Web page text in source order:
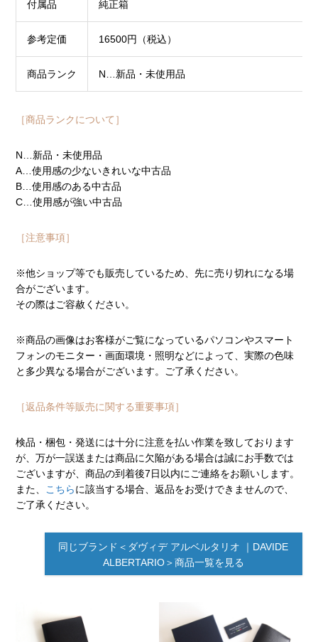
付属品 純正箱
参考定価 16500円（税込）
商品ランク N…新品・未使用品
［商品ランクについて］
N…新品・未使用品
A…使用感の少ないきれいな中古品
B…使用感のある中古品
C…使用感が強い中古品
［注意事項］
※他ショップ等でも販売しているため、先に売り切れになる場
合がございます。
その際はご容赦ください。
※商品の画像はお客様がご覧になっているパソコンやスマート
フォンのモニター・画面環境・照明などによって、実際の色味
と多少異なる場合がございます。ご了承ください。
［返品条件等販売に関する重要事項］
検品・梱包・発送には十分に注意を払い作業を致しております
が、万が一誤送または商品に欠陥がある場合は誠にお手数では
ございますが、商品の到着後7日以内にご連絡をお願いします。
また、
こちらに該当する場合、返品をお受けできませんので、
ご了承ください。
同じブランド＜ダヴィデ アルベルタリオ ｜DAVIDE
ALBERTARIO＞商品一覧を見る